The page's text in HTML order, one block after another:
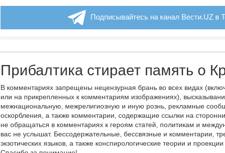
Подписывайтесь на канал Вести.UZ в
Прибалтика стирает память о
В комментариях запрещены нецензурная брань во всех видах
или на прикрепленных к комментариям изображениях),
межнациональную, межрелигиозную и иную рознь, рекламные
оскорбления, а также комментарии, содержащие ссылки на
не обращаться в комментариях к героям статей, политикам и
вас не услышат. Бессодержательные, бессвязные и комментарии,
экзотических языков, а также конспирологические теории и